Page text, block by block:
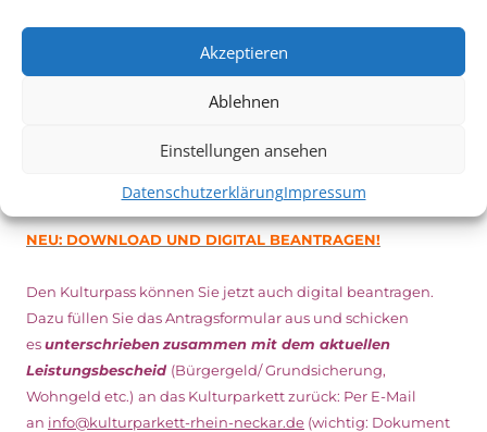
Akzeptieren
Ablehnen
Einstellungen ansehen
DatenschutzerklärungImpressum
Minuten vor Beginn des Films und solange der Vorrat reicht!
Weitere Details zum Festival finden Sie
NEU: DOWNLOAD UND DIGITAL BEANTRAGEN!
Den Kulturpass können Sie jetzt auch digital beantragen.
Dazu füllen Sie das Antragsformular aus und schicken
esunterschriebenzusammen mit dem aktuellen
Leistungsbescheid (Bürgergeld/ Grundsicherung,
Wohngeld etc.) an das Kulturparkett zurück: Per E-Mail
an info@kulturparkett-rhein-neckar.de (wichtig: Dokument